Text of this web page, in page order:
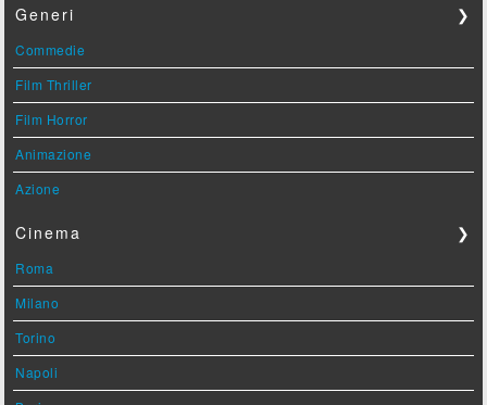
Generi ❯
Commedie
Film Thriller
Film Horror
Animazione
Azione
Cinema ❯
Roma
Milano
Torino
Napoli